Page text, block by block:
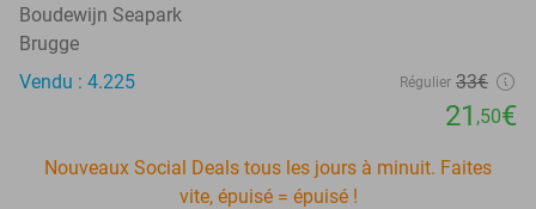
Boudewijn Seapark
Brugge
Vendu : 4.225
Régulier 33€
21 ,50€
Nouveaux Social Deals tous les jours à minuit. Faites
vite, épuisé = épuisé !